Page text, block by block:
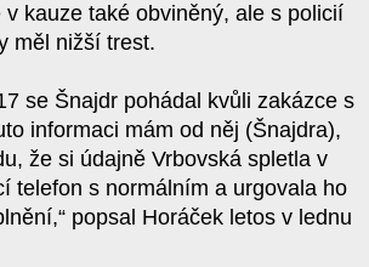
v kauze také obviněný, ale s policií
měl nižší trest.
se Šnajdr pohádal kvůli zakázce s
informaci mám od něj (Šnajdra),
že si údajně Vrbovská spletla v
telefon s normálním a urgovala ho
popsal Horáček letos v lednu